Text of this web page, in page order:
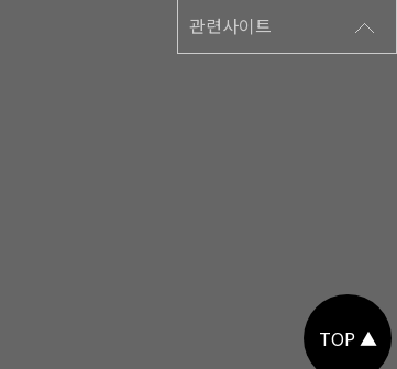
관련사이트
TOP ▲